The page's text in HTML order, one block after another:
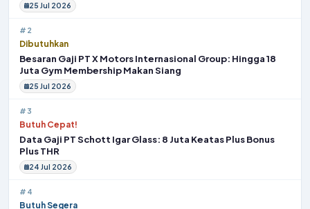
25 Jul 2026
#2
Dibutuhkan
Besaran Gaji PT X Motors Internasional Group: Hingga 18
Juta Gym Membership Makan Siang
25 Jul 2026
#3
Butuh Cepat!
Data Gaji PT Schott Igar Glass: 8 Juta Keatas Plus Bonus
Plus THR
24 Jul 2026
#4
Butuh Segera